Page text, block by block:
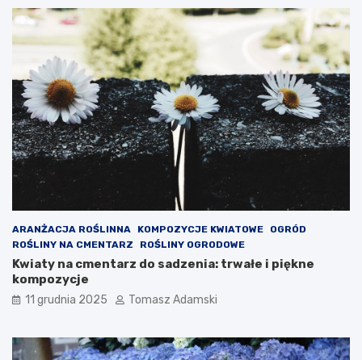
ARANŻACJA ROŚLINNA KOMPOZYCJE KWIATOWE
OGRÓD
ROŚLINY NA CMENTARZ
ROŚLINY OGRODOWE
Kwiaty na cmentarz do sadzenia: trwałe i piękne
kompozycje
11 grudnia 2025 Tomasz Adamski